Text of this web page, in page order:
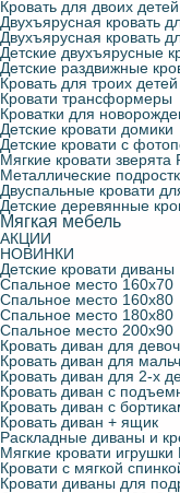
Кровать для двоих детей
Двухъярусная кровать
Двухъярусная кровать
Детские двухъярусные
Детские раздвижные
Кровать для троих детей
Кровати трансформеры
Кроватки для
Детские кровати домики
Детские кровати с
Мягкие кровати зверята
Металлические
Двуспальные кровати
Детские деревянные
Мягкая мебель
АКЦИИ
НОВИНКИ
Детские кровати диваны
Спальное место 160х70
Спальное место 160х80
Спальное место 180х80
Спальное место 200х90
Кровать диван для
Кровать диван для
Кровать диван для 2-х
Кровать диван с
Кровать диван с
Кровать диван + ящик
Раскладные диваны и
Мягкие кровати игрушки
Кровати с мягкой
Кровати диваны для